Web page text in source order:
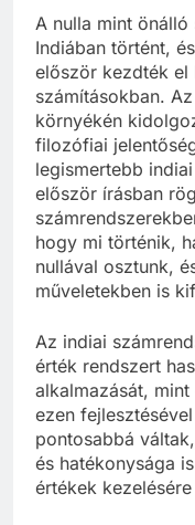
A nulla mint
Indiában történt,
először kezdték el
számításokban.
környékén
filozófiai
legismertebb
először írásban
hogy mi történik,
nullával osztunk,
műveletekben is
Az indiai
érték rendszert
alkalmazását,
ezen
pontosabbá
és hatékonysága
értékek